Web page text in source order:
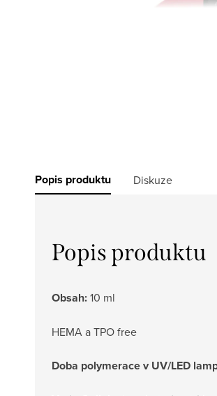
Popis produktu Diskuze
Popis produktu
Obsah:10 ml
HEMA a TPO free
Doba polymerace v UV/LED